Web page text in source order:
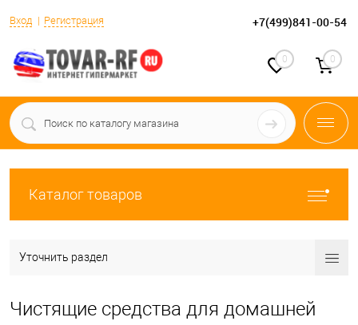
Вход Регистрация +7(499)841-00-54
0 0
Каталог товаров
Уточнить раздел
Чистящие средства для домашней